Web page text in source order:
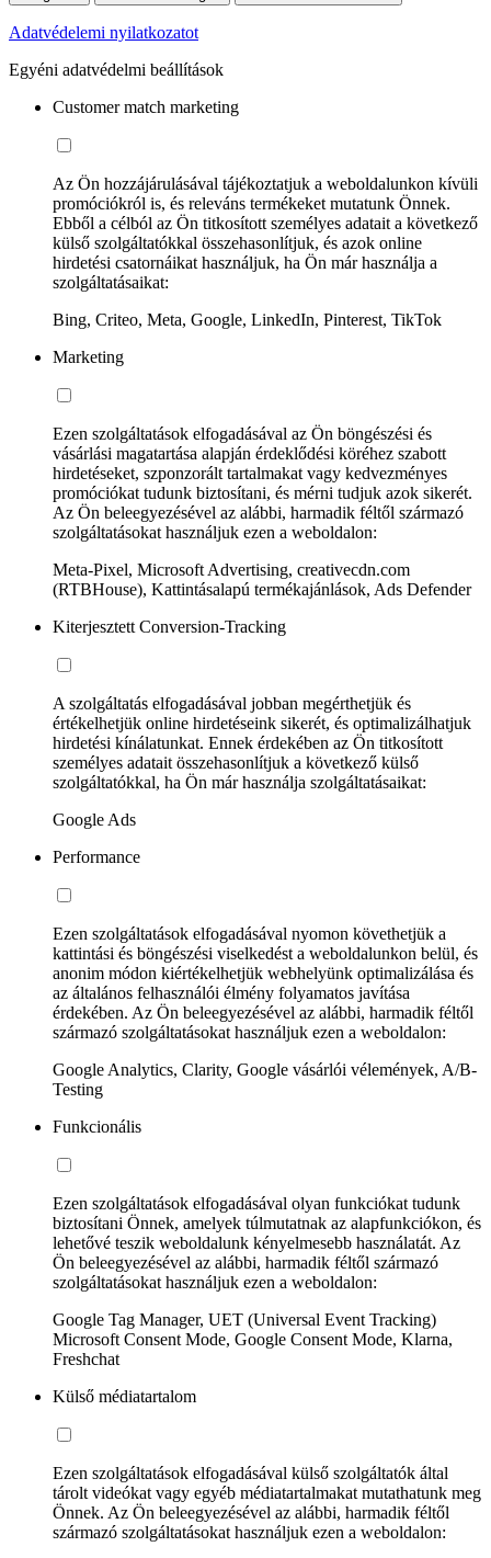
Adatvédelemi nyilatkozatot
Egyéni adatvédelmi beállítások
Customer match marketing
Az Ön hozzájárulásával tájékoztatjuk a weboldalunkon kívüli
promóciókról is, és releváns termékeket mutatunk Önnek.
Ebből a célból az Ön titkosított személyes adatait a következő
külső szolgáltatókkal összehasonlítjuk, és azok online
hirdetési csatornáikat használjuk, ha Ön már használja a
szolgáltatásaikat:
Bing, Criteo, Meta, Google, LinkedIn, Pinterest, TikTok
Marketing
Ezen szolgáltatások elfogadásával az Ön böngészési és
vásárlási magatartása alapján érdeklődési köréhez szabott
hirdetéseket, szponzorált tartalmakat vagy kedvezményes
promóciókat tudunk biztosítani, és mérni tudjuk azok sikerét.
Az Ön beleegyezésével az alábbi, harmadik féltől származó
szolgáltatásokat használjuk ezen a weboldalon:
Meta-Pixel, Microsoft Advertising, creativecdn.com
(RTBHouse), Kattintásalapú termékajánlások, Ads Defender
Kiterjesztett Conversion-Tracking
A szolgáltatás elfogadásával jobban megérthetjük és
értékelhetjük online hirdetéseink sikerét, és optimalizálhatjuk
hirdetési kínálatunkat. Ennek érdekében az Ön titkosított
személyes adatait összehasonlítjuk a következő külső
szolgáltatókkal, ha Ön már használja szolgáltatásaikat:
Google Ads
Performance
Ezen szolgáltatások elfogadásával nyomon követhetjük a
kattintási és böngészési viselkedést a weboldalunkon belül, és
anonim módon kiértékelhetjük webhelyünk optimalizálása és
az általános felhasználói élmény folyamatos javítása
érdekében. Az Ön beleegyezésével az alábbi, harmadik féltől
származó szolgáltatásokat használjuk ezen a weboldalon:
Google Analytics, Clarity, Google vásárlói vélemények, A/B-
Testing
Funkcionális
Ezen szolgáltatások elfogadásával olyan funkciókat tudunk
biztosítani Önnek, amelyek túlmutatnak az alapfunkciókon, és
lehetővé teszik weboldalunk kényelmesebb használatát. Az
Ön beleegyezésével az alábbi, harmadik féltől származó
szolgáltatásokat használjuk ezen a weboldalon:
Google Tag Manager, UET (Universal Event Tracking)
Microsoft Consent Mode, Google Consent Mode, Klarna,
Freshchat
Külső médiatartalom
Ezen szolgáltatások elfogadásával külső szolgáltatók által
tárolt videókat vagy egyéb médiatartalmakat mutathatunk meg
Önnek. Az Ön beleegyezésével az alábbi, harmadik féltől
származó szolgáltatásokat használjuk ezen a weboldalon: